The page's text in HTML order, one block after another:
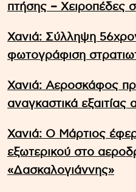
πτήσης – Xειροπέδες
Χανιά: Σύλληψη
φωτογράφιση
Χανιά: Αεροσκάφος
αναγκαστικά εξαιτίας
Χανιά: Ο Μάρτιος
εξωτερικού στο
«Δασκαλογιάννης»